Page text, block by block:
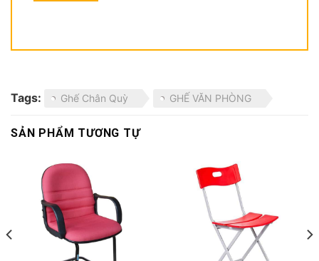
Tags: Ghế Chân Quỳ GHẾ VĂN PHÒNG
SẢN PHẨM TƯƠNG TỰ